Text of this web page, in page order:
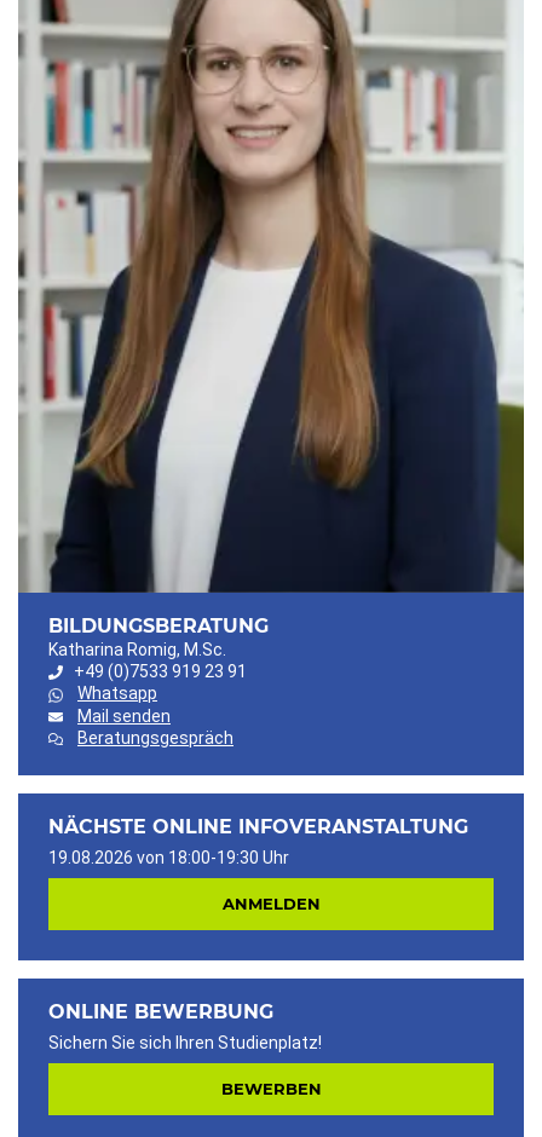
BILDUNGSBERATUNG
Katharina Romig, M.Sc.
+49 (0)7533 919 23 91
Whatsapp
Mail senden
Beratungsgespräch
NÄCHSTE ONLINE INFOVERANSTALTUNG
19.08.2026 von 18:00-19:30 Uhr
ANMELDEN
ONLINE BEWERBUNG
Sichern Sie sich Ihren Studienplatz!
BEWERBEN